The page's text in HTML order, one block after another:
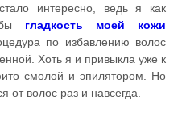
интересно, ведь я как
гладкость моей кожи
по избавлению волос
Хоть я и привыкла уже к
смолой и эпилятором. Но
от волос раз и навсегда.